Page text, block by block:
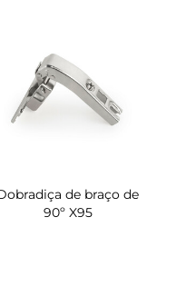
de braço de
90º X95